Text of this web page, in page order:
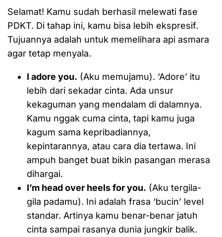
Selamat! Kamu sudah berhasil melewati fase
PDKT. Di tahap ini, kamu bisa lebih ekspresif.
Tujuannya adalah untuk memelihara api asmara
agar tetap menyala.
I adore you. (Aku memujamu). ‘Adore’ itu
lebih dari sekadar cinta. Ada unsur
kekaguman yang mendalam di dalamnya.
Kamu nggak cuma cinta, tapi kamu juga
kagum sama kepribadiannya,
kepintarannya, atau cara dia tertawa. Ini
ampuh banget buat bikin pasangan merasa
dihargai.
I’m head over heels for you. (Aku tergila-
gila padamu). Ini adalah frasa ‘bucin’ level
standar. Artinya kamu benar-benar jatuh
cinta sampai rasanya dunia jungkir balik.